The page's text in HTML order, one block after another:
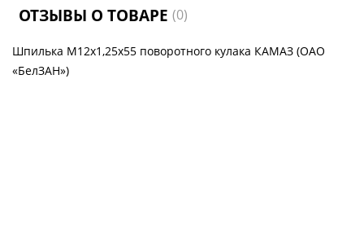
ОТЗЫВЫ О ТОВАРЕ(0)
Шпилька М12х1,25х55 поворотного кулака КАМАЗ (ОАО
«БелЗАН»)